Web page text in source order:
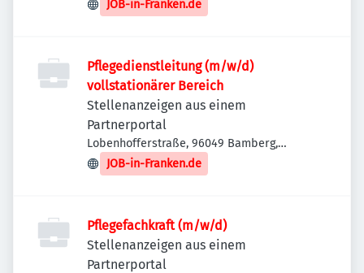
JOB-in-Franken.de
Pflegedienstleitung (m/w/d)
vollstationärer Bereich
Stellenanzeigen aus einem
Partnerportal
Lobenhofferstraße, 96049 Bamberg,
Deutschland
JOB-in-Franken.de
Pflegefachkraft (m/w/d)
Stellenanzeigen aus einem
Partnerportal